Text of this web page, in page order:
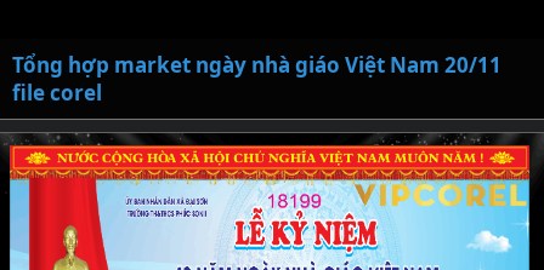
Tổng hợp market ngày nhà giáo Việt Nam 20/11
file corel